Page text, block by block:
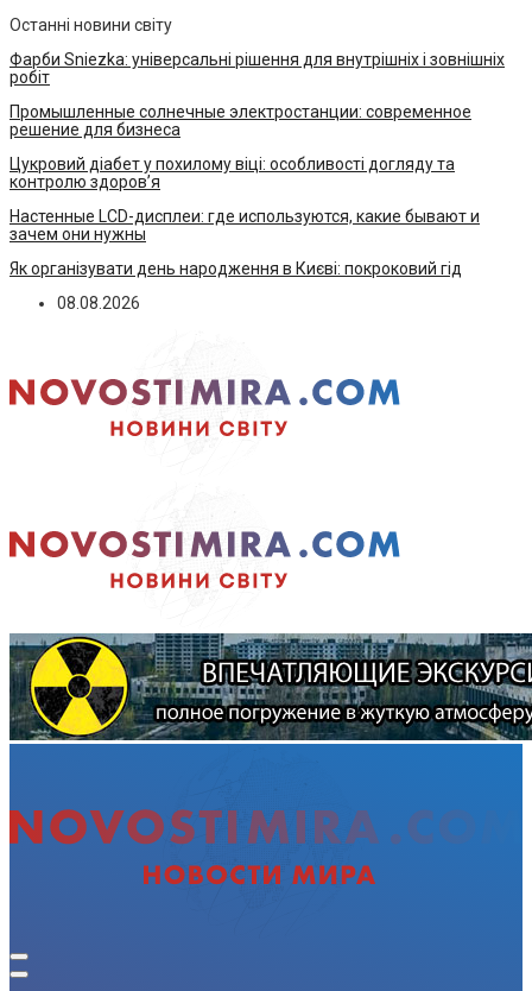
Останні новини світу
Фарби Sniezka: універсальні рішення для внутрішніх і зовнішніх
робіт
Промышленные солнечные электростанции: современное
решение для бизнеса
Цукровий діабет у похилому віці: особливості догляду та
контролю здоров’я
Настенные LCD-дисплеи: где используются, какие бывают и
зачем они нужны
Як організувати день народження в Києві: покроковий гід
08.08.2026